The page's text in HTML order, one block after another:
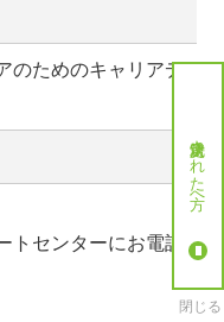
のためのキャリアデ
トセンターにお電話
就労決定された方へ
閉じる